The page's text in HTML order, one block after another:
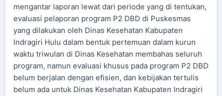
mengantar laporan lewat dari periode yang di tentukan,
evaluasi pelaporan program P2 DBD di Puskesmas
yang dilakukan oleh Dinas Kesehatan Kabupaten
Indragiri Hulu dalam bentuk pertemuan dalam kurun
waktu triwulan di Dinas Kesehatan membahas seluruh
program, namun evaluasi khusus pada program P2 DBD
belum berjalan dengan efisien, dan kebijakan tertulis
belum ada untuk Dinas Kesehatan Kabupaten Indragiri